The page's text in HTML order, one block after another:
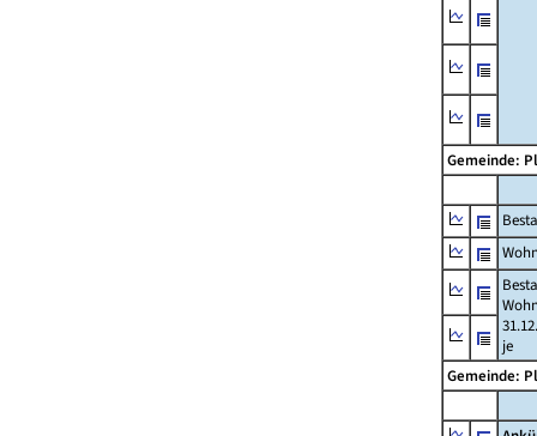
Gemeinde:
je
Gemeinde: